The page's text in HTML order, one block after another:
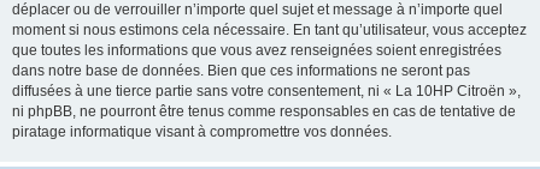
déplacer ou de verrouiller n’importe quel sujet et message à n’importe quel
moment si nous estimons cela nécessaire. En tant qu’utilisateur, vous acceptez
que toutes les informations que vous avez renseignées soient enregistrées
dans notre base de données. Bien que ces informations ne seront pas
diffusées à une tierce partie sans votre consentement, ni « La 10HP Citroën »,
ni phpBB, ne pourront être tenus comme responsables en cas de tentative de
piratage informatique visant à compromettre vos données.